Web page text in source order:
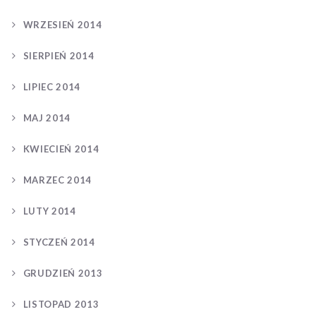
WRZESIEŃ 2014
SIERPIEŃ 2014
LIPIEC 2014
MAJ 2014
KWIECIEŃ 2014
MARZEC 2014
LUTY 2014
STYCZEŃ 2014
GRUDZIEŃ 2013
LISTOPAD 2013